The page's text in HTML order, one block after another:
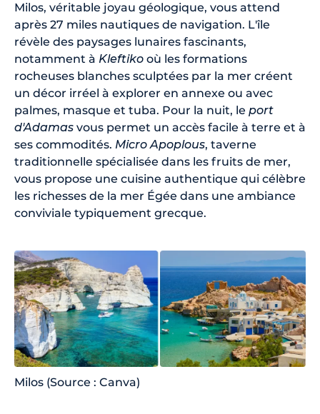
Milos, véritable joyau géologique, vous attend
après 27 miles nautiques de navigation. L'île
révèle des paysages lunaires fascinants,
notamment à Kleftiko où les formations
rocheuses blanches sculptées par la mer créent
un décor irréel à explorer en annexe ou avec
palmes, masque et tuba. Pour la nuit, le port
d'Adamas vous permet un accès facile à terre et à
ses commodités. Micro Apoplous, taverne
traditionnelle spécialisée dans les fruits de mer,
vous propose une cuisine authentique qui célèbre
les richesses de la mer Égée dans une ambiance
conviviale typiquement grecque.
Milos (Source : Canva)